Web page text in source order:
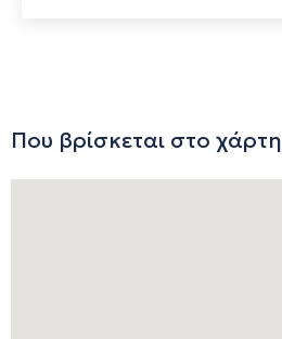
Που βρίσκεται στο χάρτη